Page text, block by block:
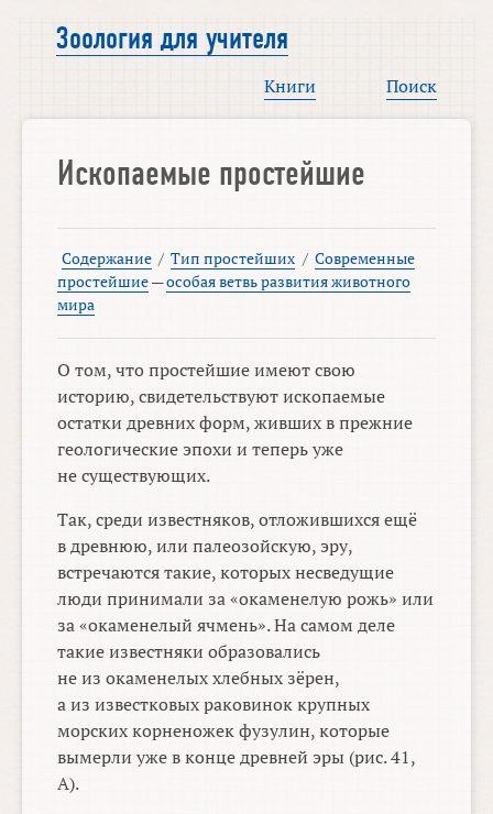
Зоология для учителя
Книги Поиск
Ископаемые простейшие
Содержание / Тип простейших / Современные
простейшие—особая ветвь развития животного
мира
О том, что простейшие имеют свою
историю, свидетельствуют ископаемые
остатки древних форм, живших в прежние
геологические эпохи и теперь уже
не существующих.
Так, среди известняков, отложившихся ещё
в древнюю, или палеозойскую, эру,
встречаются такие, которых несведущие
люди принимали за «окаменелую рожь» или
за «окаменелый ячмень». На самом деле
такие известняки образовались
не из окаменелых хлебных зёрен,
а из известковых раковинок крупных
морских корненожек фузулин, которые
вымерли уже в конце древней эры (рис. 41,
А).